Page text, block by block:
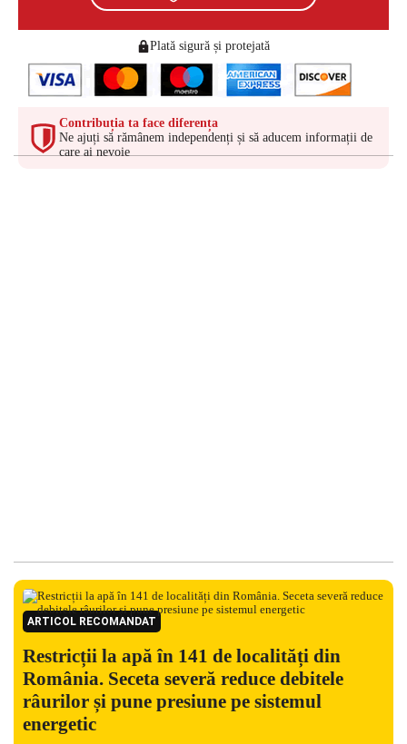
Plată sigură și protejată
Contribuția ta face diferența
Ne ajuți să rămânem independenți și să aducem informații de
care ai nevoie
ARTICOL RECOMANDAT
Restricții la apă în 141 de localități din
România. Seceta severă reduce debitele
râurilor și pune presiune pe sistemul
energetic